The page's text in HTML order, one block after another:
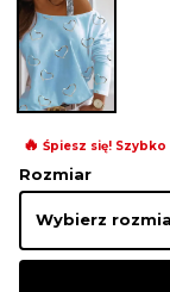
OKRYCIA WIERZCHNIE
🔥 Śpiesz się!
Rozmiar